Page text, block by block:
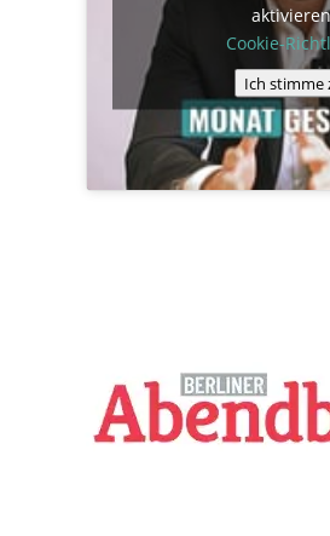
Cookie-
Ich stimme